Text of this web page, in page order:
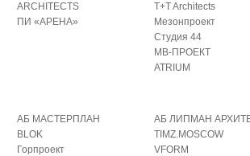
ARCHITECTS
ПИ «АРЕНА»
T+T Architects
Мезонпроект
Студия 44
МВ-ПРОЕКТ
ATRIUM
АБ МАСТЕРПЛАН
BLOK
Горпроект
АБ ЛИПМАН
TIMZ.MOSCOW
VFORM